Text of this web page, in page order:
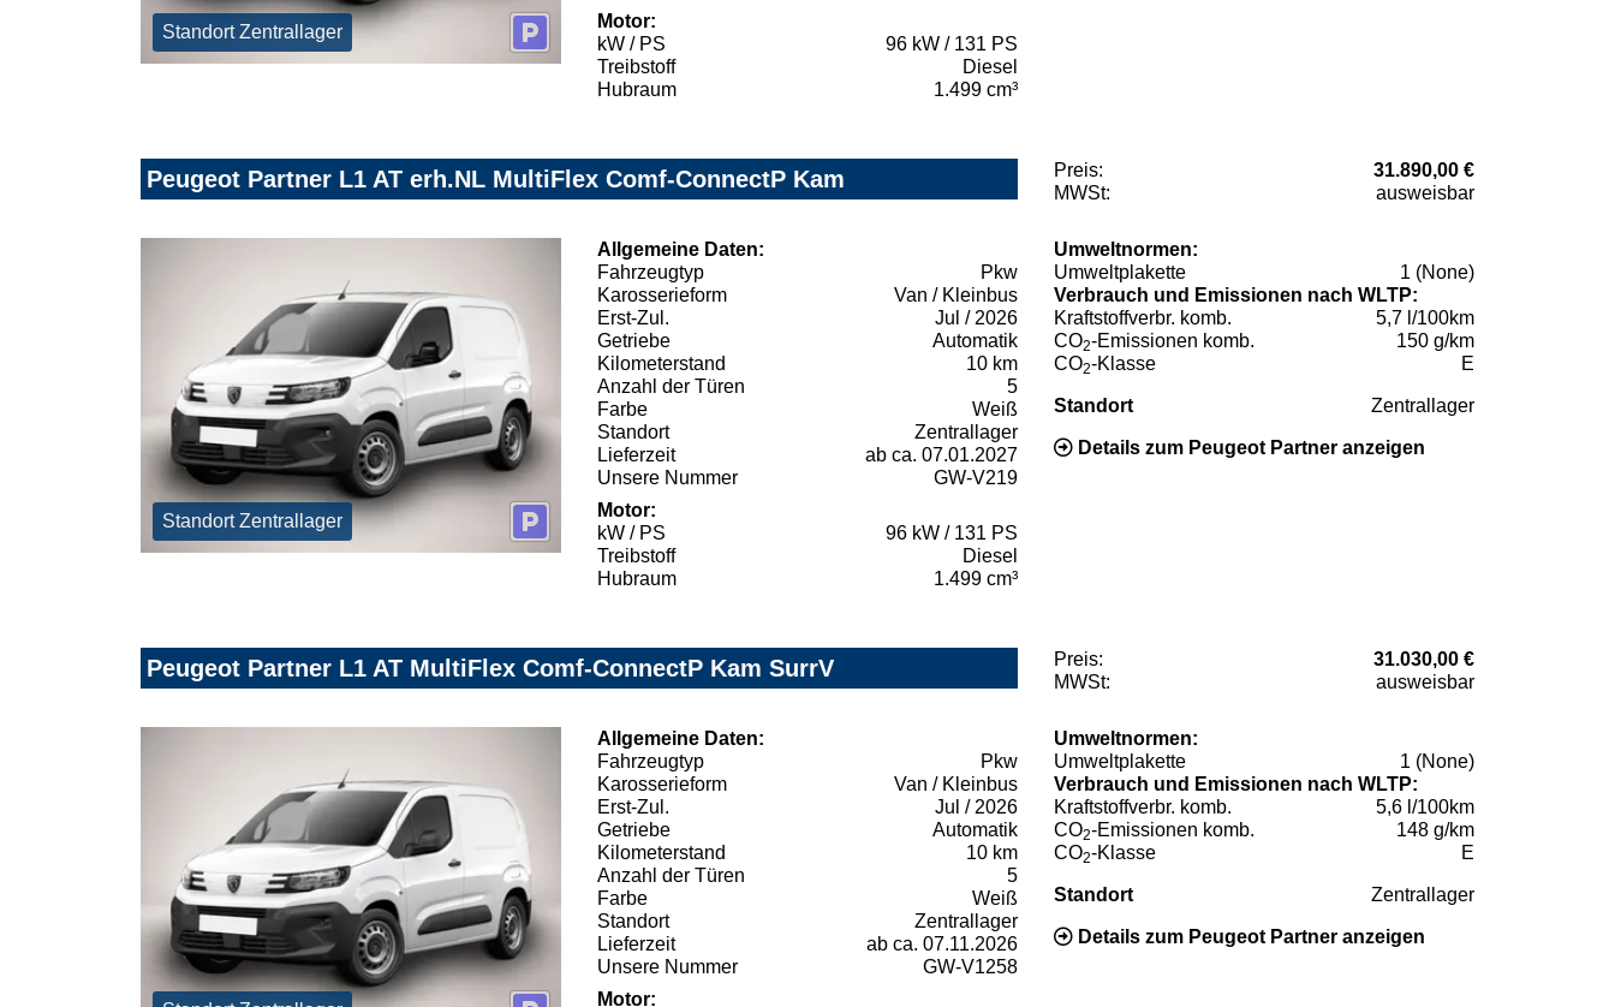
Standort Zentrallager
Motor:
kW / PS
96 kW / 131 PS
Treibstoff
Diesel
Hubraum
1.499 cm³
Peugeot Partner L1 AT erh.NL MultiFlex Comf-ConnectP Kam Preis:
31.890,00 €
MWSt:
ausweisbar
Standort Zentrallager
Allgemeine Daten:
Fahrzeugtyp
Pkw
Karosserieform
Van / Kleinbus
Erst-Zul.
Jul / 2026
Getriebe
Automatik
Kilometerstand
10 km
Anzahl der Türen
5
Farbe
Weiß
Standort
Zentrallager
Lieferzeit
ab ca. 07.01.2027
Unsere Nummer
GW-V219
Motor:
kW / PS
96 kW / 131 PS
Treibstoff
Diesel
Hubraum
1.499 cm³
Umweltnormen:
Umweltplakette
1 (None)
Verbrauch und Emissionen nach WLTP:
Kraftstoffverbr. komb.
5,7 l/100km
CO2-Emissionen komb.
150 g/km
CO2-Klasse E
Standort Zentrallager
Details zum Peugeot Partner anzeigen
Peugeot Partner L1 AT MultiFlex Comf-ConnectP Kam SurrV Preis:
31.030,00 €
MWSt:
ausweisbar
Allgemeine Daten:
Fahrzeugtyp
Pkw
Karosserieform
Van / Kleinbus
Erst-Zul.
Jul / 2026
Getriebe
Automatik
Kilometerstand
10 km
Anzahl der Türen
5
Farbe
Weiß
Standort
Zentrallager
Lieferzeit
ab ca. 07.11.2026
Unsere Nummer
GW-V1258
Motor:
Umweltnormen:
Umweltplakette
1 (None)
Verbrauch und Emissionen nach WLTP:
Kraftstoffverbr. komb.
5,6 l/100km
CO2-Emissionen komb.
148 g/km
CO2-Klasse E
Standort Zentrallager
Details zum Peugeot Partner anzeigen